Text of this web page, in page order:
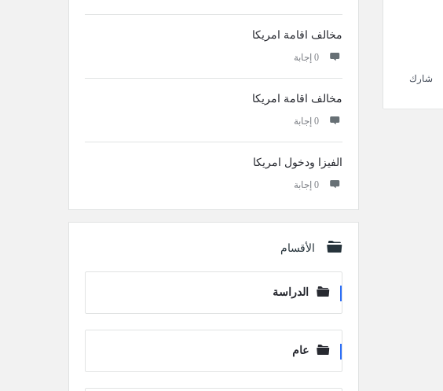
شارك
مخالف اقامة امريكا
‫0 إجابة
مخالف اقامة امريكا
‫0 إجابة
الفيزا ودخول امريكا
‫0 إجابة
الأقسام
الدراسة
عام